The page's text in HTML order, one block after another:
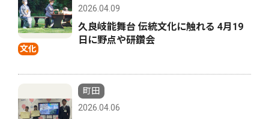
文化
2026.04.09
久良岐能舞台 伝統文化に触れる 4月19
日に野点や研鑽会
町田
2026.04.06